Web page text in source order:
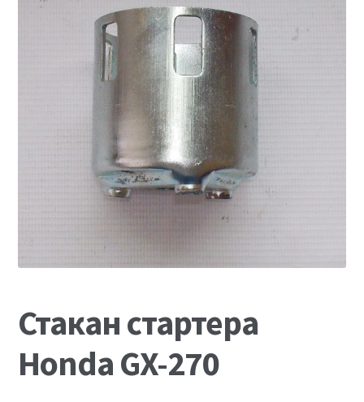
Запчасти на дизельные двигатели
Запчасти на мотоблоки
Запчасти на мотопомпы
Мой аккаунт
Пример страницы
Стакан стартера
Honda GX-270